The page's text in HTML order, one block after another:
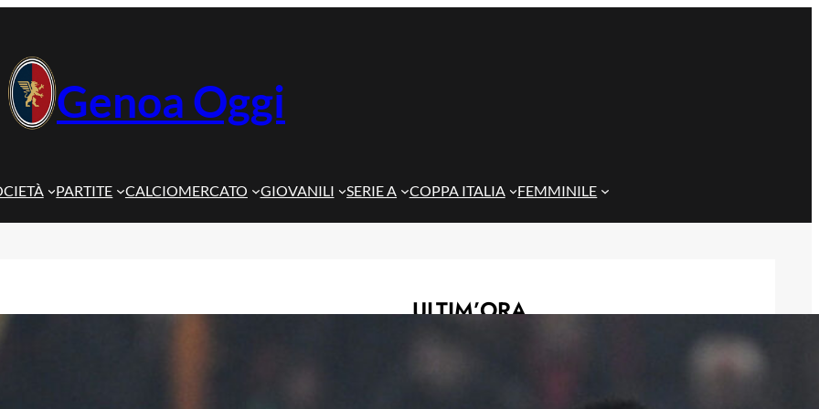
Genoa Oggi
PARTITE CALCIOMERCATO GIOVANILI SERIE A COPPA ITALIA FEMMINILE
ULTIM’ORA
Rientra Østigård, il Genoa prepara il